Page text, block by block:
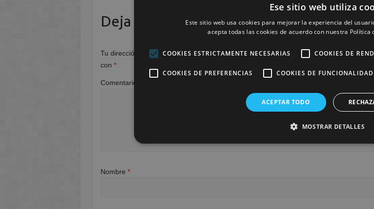
Deja una respuesta
Tu dirección de correo electrónico no será publicada. Los campos obligatorios están
con*
Comentario
Nombre*
Ese sitio web utiliza
Este sitio web usa cookies para mejorar la experiencia del
acepta todas las cookies de acuerdo con nuestra Política
COOKIES ESTRICTAMENTE NECESARIAS COOKIES DE
COOKIES DE PREFERENCIAS COOKIES DE FUNCIONALIDAD
ACEPTAR TODO
MOSTRAR DETALLES